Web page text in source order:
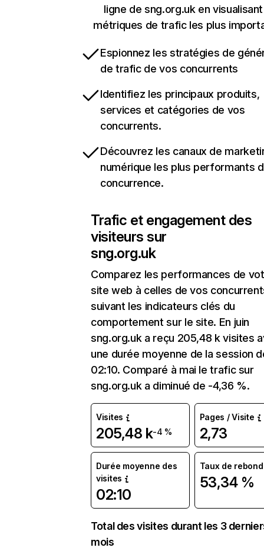
ligne de sng.org.uk en
métriques de trafic les plus
Espionnez les stratégies de
de trafic de vos concurrents
Identifiez les principaux produits,
services et catégories de vos
concurrents.
Découvrez les canaux de
numérique les plus performants
concurrence.
Trafic et engagement des
visiteurs sur
sng.org.uk
Comparez les performances de
site web à celles de vos
suivant les indicateurs clés du
comportement sur le site. En juin
sng.org.uk a reçu 205,48 k visites
une durée moyenne de la session
02:10. Comparé à mai le trafic sur
sng.org.uk a diminué de -4,36 %.
Visites
205,48 k-4 %
Pages / Visite
2,73
Durée moyenne des
visites
02:10
Taux de rebond
53,34 %
Total des visites durant les 3
mois